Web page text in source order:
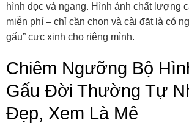
hình dọc và ngang. Hình ảnh chất lượng
miễn phí – chỉ cần chọn và cài đặt là có
gấu” cực xinh cho riêng mình.
Chiêm Ngưỡng Bộ
Gấu Đời Thường Tự
Đẹp, Xem Là Mê